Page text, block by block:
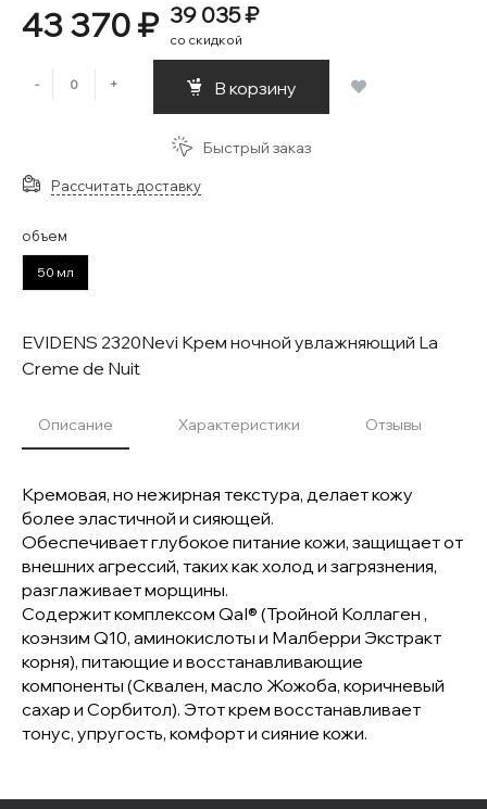
43 370 ₽ 39 035 ₽
со скидкой
- + В корзину
Быстрый заказ
Рассчитать доставку
объем
50 мл
EVIDENS 2320Nevi Крем ночной увлажняющий La
Creme de Nuit
Описание Характеристики Отзывы
Кремовая, но нежирная текстура, делает кожу
более эластичной и сияющей.
Обеспечивает глубокое питание кожи, защищает от
внешних агрессий, таких как холод и загрязнения,
разглаживает морщины.
Содержит комплексом QaI® (Тройной Коллаген ,
коэнзим Q10, аминокислоты и Малберри Экстракт
корня), питающие и восстанавливающие
компоненты (Сквален, масло Жожоба, коричневый
сахар и Сорбитол). Этот крем восстанавливает
тонус, упругость, комфорт и сияние кожи.